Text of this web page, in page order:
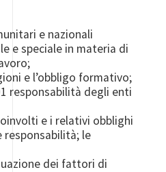
e nazionali
e speciale in materia di
e l’obbligo formativo;
responsabilità degli enti
e i relativi obblighi
le
dei fattori di